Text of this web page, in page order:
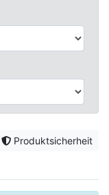
Produktsicherheit